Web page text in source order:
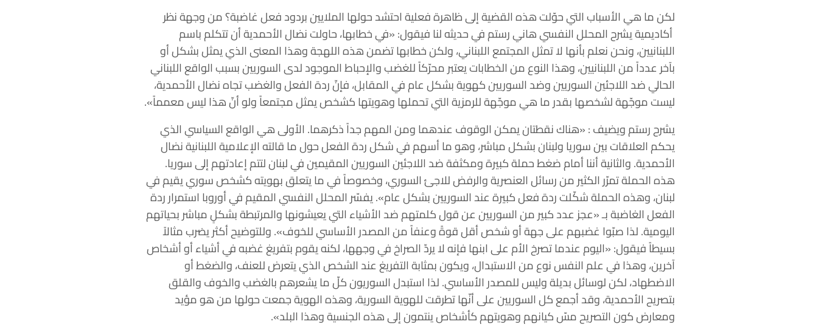
لكن ما هي الأسباب التي حوّلت هذه القضية إلى ظاهرة فعلية احتشد حولها الملايين بردود فعل غاضبة؟ من وجهة نظر
أكاديمية يشرح المحلل النفسي هاني رستم في حديثه لنا فيقول: «في خطابها، حاولت نضال الأحمدية أن تتكلم باسم
اللبنانيين، ونحن نعلم بأنها لا تمثل المجتمع اللبناني، ولكن خطابها تضمن هذه اللهجة وهذا المعنى الذي يمثل بشكل أو
بآخر عدداً من اللبنانيين، وهذا النوع من الخطابات يعتبر محرّكاً للغضب والإحباط الموجود لدى السوريين بسبب الواقع اللبناني
الحالي ضد اللاجئين السوريين وضد السوريين كهوية بشكل عام في المقابل، فإنّ ردة الفعل والغضب تجاه نضال الأحمدية،
ليست موجّهة لشخصها بقدر ما هي موجّهة للرمزية التي تحملها وهويتها كشخص يمثل مجتمعاً ولو أنّ هذا ليس معمماً».
يشرح رستم ويضيف : «هناك نقطتان يمكن الوقوف عندهما ومن المهم جداً ذكرهما. الأولى هي الواقع السياسي الذي
يحكم العلاقات بين سوريا ولبنان بشكل مباشر، وهو ما أسهم في شكل ردة الفعل حول ما قالته الإعلامية اللبنانية نضال
الأحمدية. والثانية أننا أمام ضغط حملة كبيرة ومكثفة ضد اللاجئين السوريين المقيمين في لبنان لتتم إعادتهم إلى سوريا.
هذه الحملة تمرّر الكثير من رسائل العنصرية والرفض للاجئ السوري، وخصوصاً في ما يتعلق بهويته كشخص سوري يقيم في
لبنان، وهذه الحملة شكّلت ردة فعل كبيرة عند السوريين بشكل عام». يفسّر المحلل النفسي المقيم في أوروبا استمرار ردة
الفعل الغاضبة بـ «عجز عدد كبير من السوريين عن قول كلمتهم ضد الأشياء التي يعيشونها والمرتبطة بشكلٍ مباشر بحياتهم
اليومية. لذا صبّوا غضبهم على جهة أو شخص أقل قوةً وعنفاً من المصدر الأساسي للخوف». وللتوضيح أكثر يضرب مثالاً
بسيطاً فيقول: «اليوم عندما تصرخ الأم على ابنها فإنه لا يردّ الصراخ في وجهها، لكنه يقوم بتفريغ غضبه في أشياء أو أشخاص
آخرين، وهذا في علم النفس نوع من الاستبدال، ويكون بمثابة التفريغ عند الشخص الذي يتعرض للعنف، والضغط أو
الاضطهاد، لكن لوسائل بديلة وليس للمصدر الأساسي. لذا استبدل السوريون كلّ ما يشعرهم بالغضب والخوف والقلق
بتصريح الأحمدية، وقد أجمع كل السوريين على أنّها تطرقت للهوية السورية، وهذه الهوية جمعت حولها من هو مؤيد
ومعارض كون التصريح مسّ كيانهم وهويتهم كأشخاص ينتمون إلى هذه الجنسية وهذا البلد».